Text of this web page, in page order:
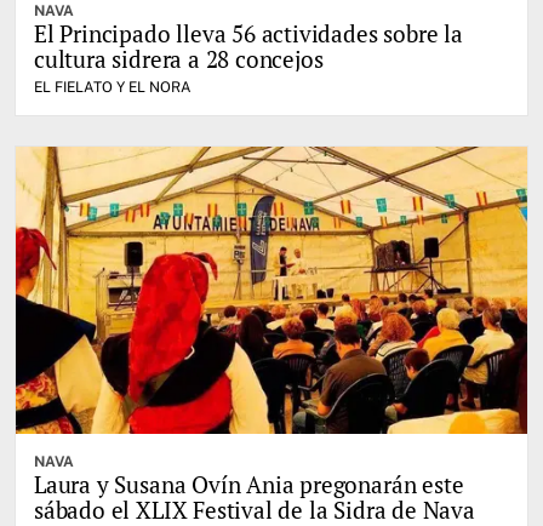
NAVA
El Principado lleva 56 actividades sobre la
cultura sidrera a 28 concejos
EL FIELATO Y EL NORA
NAVA
Laura y Susana Ovín Ania pregonarán este
sábado el XLIX Festival de la Sidra de Nava